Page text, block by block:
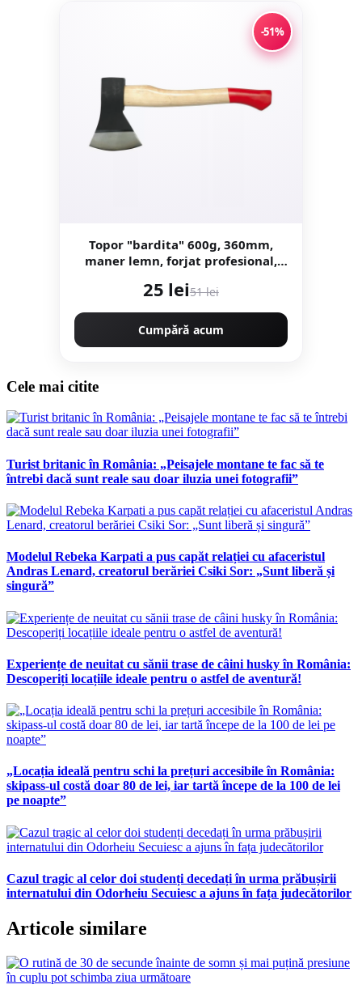
-51%
Topor "bardita" 600g, 360mm,
maner lemn, forjat profesional,
25 lei51 lei
Cumpără acum
Cele mai citite
Turist britanic în România: „Peisajele montane te fac să te
întrebi dacă sunt reale sau doar iluzia unei fotografii”
Modelul Rebeka Karpati a pus capăt relației cu afaceristul
Andras Lenard, creatorul berăriei Csiki Sor: „Sunt liberă și
singură”
Experiențe de neuitat cu sănii trase de câini husky în România:
Descoperiți locațiile ideale pentru o astfel de aventură!
„Locația ideală pentru schi la prețuri accesibile în România:
skipass-ul costă doar 80 de lei, iar tartă începe de la 100 de lei
pe noapte”
Cazul tragic al celor doi studenți decedați în urma prăbușirii
internatului din Odorheiu Secuiesc a ajuns în fața judecătorilor
Articole similare